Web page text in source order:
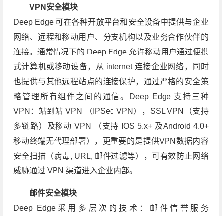
VPN安全模块
Deep Edge 可在各种开放平台和安全设备中提供与企业
网络、远程和移动用户、分支机构以及业务合作伙伴的
连接。通常情况下的 Deep Edge 允许移动用户通过便携
式计算机或移动设备，从 internet 连接企业网络，同时
也提供与其他远程站点的连接保护，通过严格的安全策
略管理所有组件之间的通信。Deep Edge 支持三种
VPN：站到站 VPN （IPSec VPN），SSL VPN（支持
多链路）及移动 VPN （支持 IOS 5.x+ 及Android 4.0+
移动终端无代理部署），更重要的是提供VPN数据内容
安全扫描（病毒, URL, 邮件过滤等），可有效防止网络
威胁通过 VPN 渠道进入企业内部。
邮件安全模块
Deep Edge采用多层次的技术：邮件信誉服务